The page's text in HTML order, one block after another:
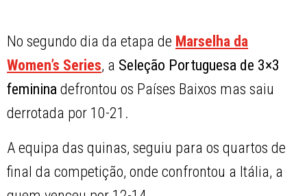
No segundo dia da etapa de Marselha da
Women’s Series, a Seleção Portuguesa de 3×3
feminina defrontou os Países Baixos mas saiu
derrotada por 10-21.
A equipa das quinas, seguiu para os quartos de
final da competição, onde confrontou a Itália, a